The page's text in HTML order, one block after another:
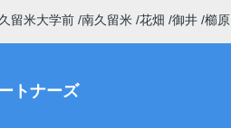
久留米大学前 南久留米 花畑 御井 櫛原
トナーズ